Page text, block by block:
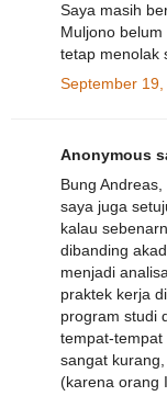
Saya masih
Muljono
tetap menolak
September
Anonymous
Bung Andreas,
saya juga
kalau
dibanding
menjadi
praktek kerja
program studi
tempat-tempat
sangat
(karena orang